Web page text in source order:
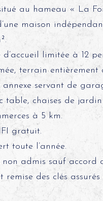
au hameau « La
maison
limitée à 12
terrain entièrement
annexe servant de
table, chaises de
à 5 km.
gratuit.
toute l’année.
non admis sauf accord
remise des clés